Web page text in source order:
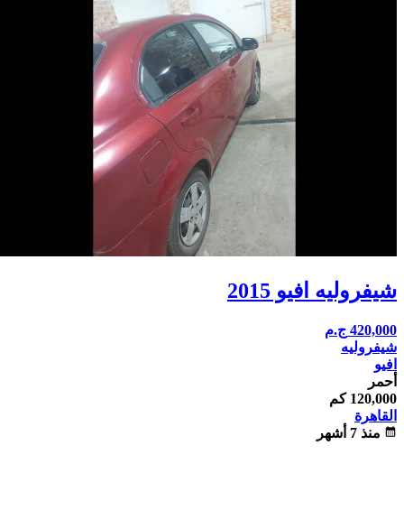
شيفروليه افيو 2015
420,000 ج.م
شيفروليه
افيو
أحمر
120,000 كم
القاهرة
calendar_month منذ 7 أشهر